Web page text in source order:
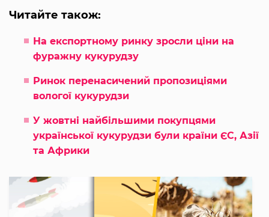
Читайте також:
На експортному ринку зросли ціни на
фуражну кукурудзу
Ринок перенасичений пропозиціями
вологої кукурудзи
У жовтні найбільшими покупцями
української кукурудзи були країни ЄС, Азії
та Африки